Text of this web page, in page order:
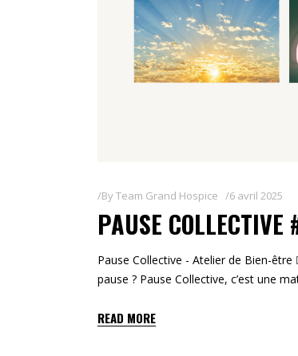
ByTeam Grand Hospice 6 avril 2025
PAUSE
Pause Collective - Atelier de Bien-
pause ? Pause Collective, c’est une
READ MORE